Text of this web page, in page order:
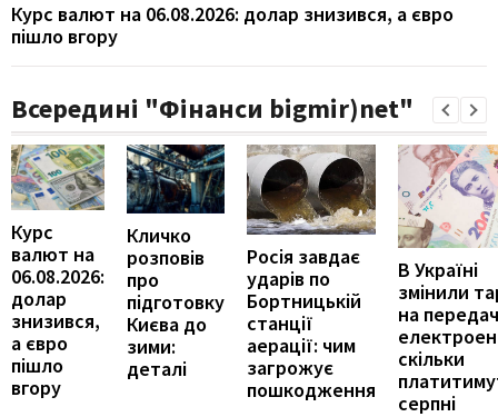
Курс валют на 06.08.2026: долар знизився, а євро
пішло вгору
Всередині "Фінанси bigmir)net"
Курс
валют на
06.08.2026:
долар
знизився,
а євро
пішло
вгору
Кличко
розповів
про
підготовку
Києва до
зими:
деталі
Росія завдає
ударів по
Бортницькій
станції
аерації: чим
загрожує
пошкодження
В Україні
змінили
на
скільки
серпні